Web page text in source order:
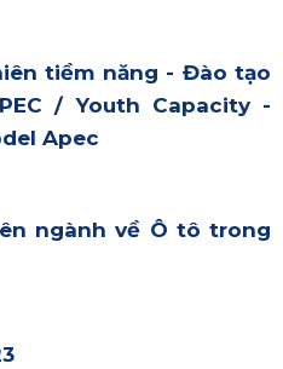
tiềm năng - Đào tạo
/ Youth Capacity -
Apec
ngành về Ô tô trong